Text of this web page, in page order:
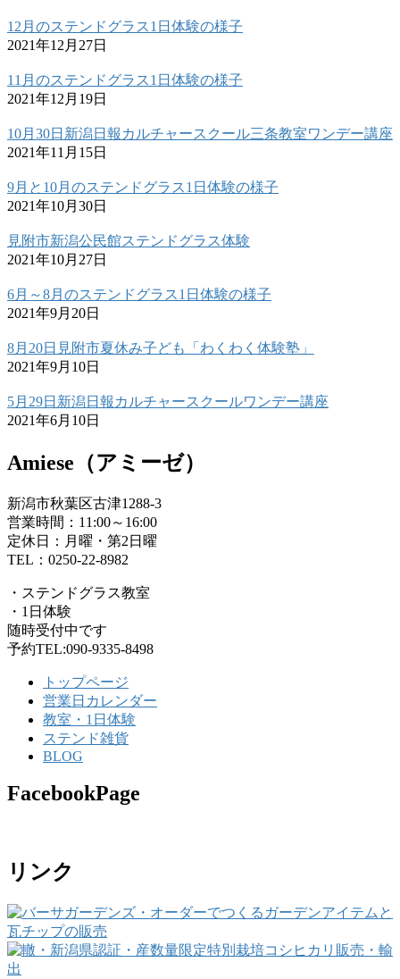
12月のステンドグラス1日体験の様子
2021年12月27日
11月のステンドグラス1日体験の様子
2021年12月19日
10月30日新潟日報カルチャースクール三条教室ワンデー講座
2021年11月15日
9月と10月のステンドグラス1日体験の様子
2021年10月30日
見附市新潟公民館ステンドグラス体験
2021年10月27日
6月～8月のステンドグラス1日体験の様子
2021年9月20日
8月20日見附市夏休み子ども「わくわく体験塾」
2021年9月10日
5月29日新潟日報カルチャースクールワンデー講座
2021年6月10日
Amiese（アミーゼ）
新潟市秋葉区古津1288-3
営業時間：11:00～16:00
定休日：月曜・第2日曜
TEL：0250-22-8982
・ステンドグラス教室
・1日体験
随時受付中です
予約TEL:090-9335-8498
トップページ
営業日カレンダー
教室・1日体験
ステンド雑貨
BLOG
FacebookPage
リンク